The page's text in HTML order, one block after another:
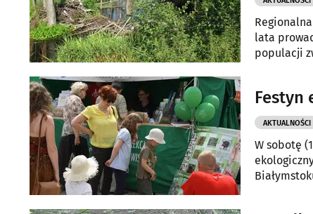
lata
populacji
Festyn
AKTUALNOŚCI
W sobotę